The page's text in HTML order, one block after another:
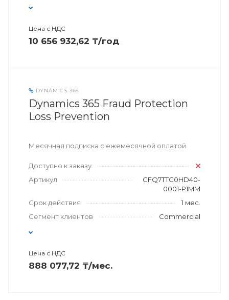
Цена с НДС
10 656 932,62 ₸/год
DYNAMICS 365
Dynamics 365 Fraud Protection
Loss Prevention
Месячная подписка с ежемесячной оплатой
Доступно к заказу
Артикул
CFQ7TTC0HD40-
0001-P1MM
Срок действия
1 мес.
Сегмент клиентов
Commercial
Цена с НДС
888 077,72 ₸/мес.